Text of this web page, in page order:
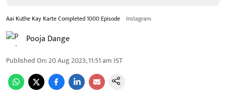
Aai Kuthe Kay Karte Completed 1000 Episode Instagram
Pooja Dange
Published On:20 Aug 2023, 11:51 am IST